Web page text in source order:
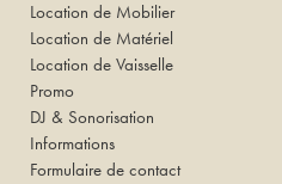
Location de Mobilier
Location de Matériel
Location de Vaisselle
Promo
DJ & Sonorisation
Informations
Formulaire de contact